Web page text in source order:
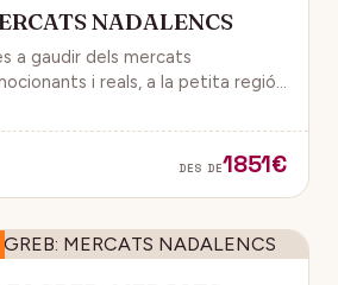
NADALENCS
a gaudir dels mercats
i reals, a la petita regió
DES DE1851€